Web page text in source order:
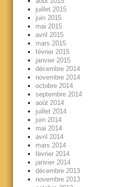
juillet 2015
juin 2015
mai 2015
avril 2015
mars 2015
février 2015
janvier 2015
décembre 2014
novembre 2014
octobre 2014
septembre 2014
août 2014
juillet 2014
juin 2014
mai 2014
avril 2014
mars 2014
février 2014
janvier 2014
décembre 2013
novembre 2013